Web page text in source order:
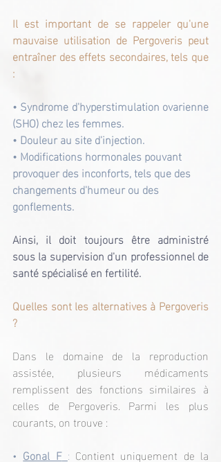
Il est important de se rappeler qu'une
mauvaise utilisation de Pergoveris peut
entraîner des effets secondaires, tels que
:
• Syndrome d'hyperstimulation ovarienne
(SHO) chez les femmes.
• Douleur au site d'injection.
• Modifications hormonales pouvant
provoquer des inconforts, tels que des
changements d'humeur ou des
gonflements.
Ainsi, il doit toujours être administré
sous la supervision d'un professionnel de
santé spécialisé en fertilité.
Quelles sont les alternatives à Pergoveris
?
Dans le domaine de la reproduction
assistée, plusieurs médicaments
remplissent des fonctions similaires à
celles de Pergoveris. Parmi les plus
courants, on trouve :
• Gonal F : Contient uniquement de la